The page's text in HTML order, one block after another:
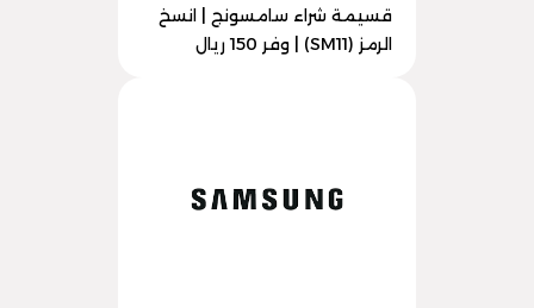
قسيمة شراء سامسونج | انسخ
الرمز (SM11) | وفر 150 ريال